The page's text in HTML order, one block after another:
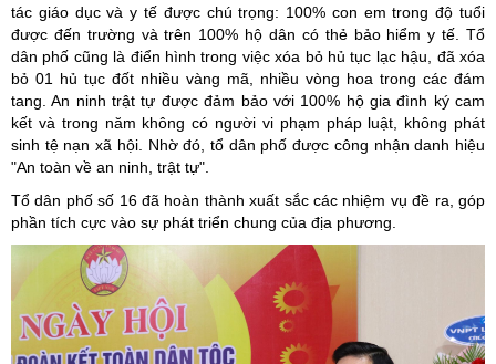
tác giáo dục và y tế được chú trọng: 100% con em trong độ tuổi
được đến trường và trên 100% hộ dân có thẻ bảo hiểm y tế. Tổ
dân phố cũng là điển hình trong việc xóa bỏ hủ tục lạc hậu, đã xóa
bỏ 01 hủ tục đốt nhiều vàng mã, nhiều vòng hoa trong các đám
tang. An ninh trật tự được đảm bảo với 100% hộ gia đình ký cam
kết và trong năm không có người vi phạm pháp luật, không phát
sinh tệ nạn xã hội. Nhờ đó, tổ dân phố được công nhận danh hiệu
"An toàn về an ninh, trật tự".
Tổ dân phố số 16 đã hoàn thành xuất sắc các nhiệm vụ đề ra, góp
phần tích cực vào sự phát triển chung của địa phương.